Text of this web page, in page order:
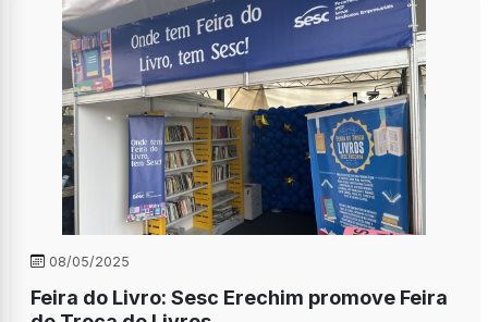
08/05/2025
Feira do Livro: Sesc Erechim promove Feira